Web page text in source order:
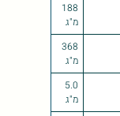
188
מ"ג
368
מ"ג
5.0
מ"ג